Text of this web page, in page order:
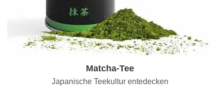
Matcha-Tee
Japanische Teekultur entedecken